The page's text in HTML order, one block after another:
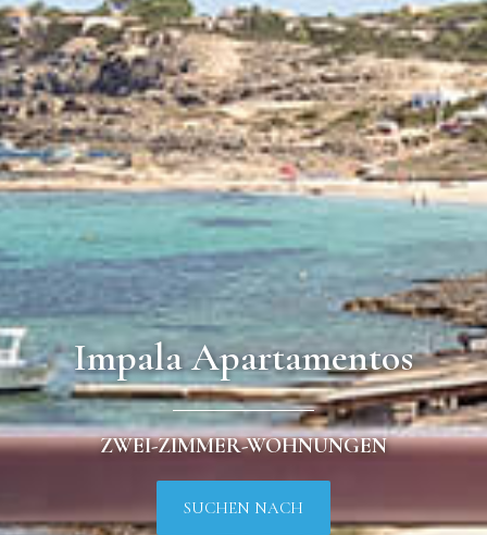
Impala Apartamentos
ZWEI-ZIMMER-WOHNUNGEN
SUCHEN NACH